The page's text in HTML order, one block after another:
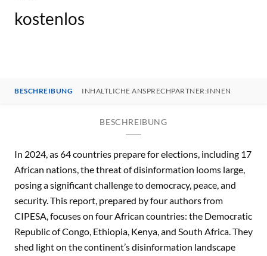
kostenlos
BESCHREIBUNG INHALTLICHE ANSPRECHPARTNER:INNEN
BESCHREIBUNG
In 2024, as 64 countries prepare for elections, including 17
African nations, the threat of disinformation looms large,
posing a significant challenge to democracy, peace, and
security. This report, prepared by four authors from
CIPESA, focuses on four African countries: the Democratic
Republic of Congo, Ethiopia, Kenya, and South Africa. They
shed light on the continent’s disinformation landscape